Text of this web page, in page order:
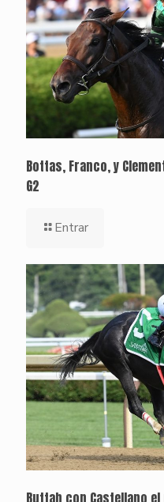
Bottas, Franco, y
G2
Entrar
Buttah con Castellano